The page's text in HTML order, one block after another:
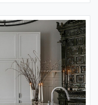
att umgås kring och
passion för
skärbrädor som även
när saker och ting